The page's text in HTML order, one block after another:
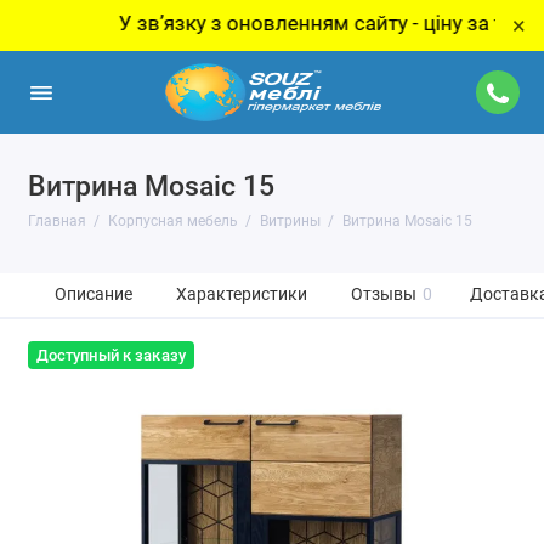
У звʼязку з оновленням сайту - ціну за товар ×
Витрина Mosaic 15
Главная Корпусная мебель Витрины Витрина Mosaic 15
Описание Характеристики Отзывы 0
Доступный к заказу